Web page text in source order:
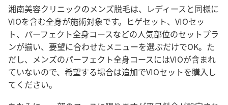
湘南美容クリニックのメンズ脱毛は、レディースと同様に
VIOを含む全身が施術対象です。ヒゲセット、VIOセッ
ト、パーフェクト全身コースなどの人気部位のセットプラ
ンが揃い、要望に合わせたメニューを選ぶだけでOK。た
だし、メンズのパーフェクト全身コースにはVIOが含まれ
ていないので、希望する場合は追加でVIOセットを購入し
てください。